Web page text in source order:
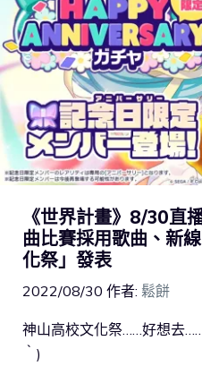
《世界計畫》8/30直
曲比賽採用歌曲、新
化祭」發表
2022/08/30 作者: 鬆餅
神山高校文化祭……好想去
｀)